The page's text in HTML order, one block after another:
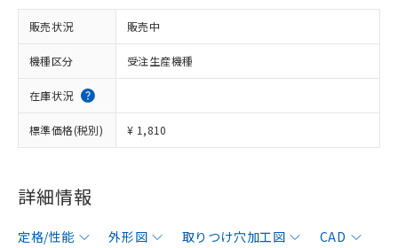
販売状況 販売中
機種区分 受注生産機種
在庫状況
標準価格(税別) ¥ 1,810
詳細情報
定格/性能 外形図 取りつけ穴加工図
CAD